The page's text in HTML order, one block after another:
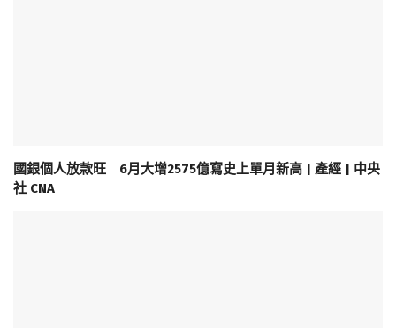
國銀個人放款旺 6月大增2575億寫史上單月新高 | 產經 | 中央
社 CNA